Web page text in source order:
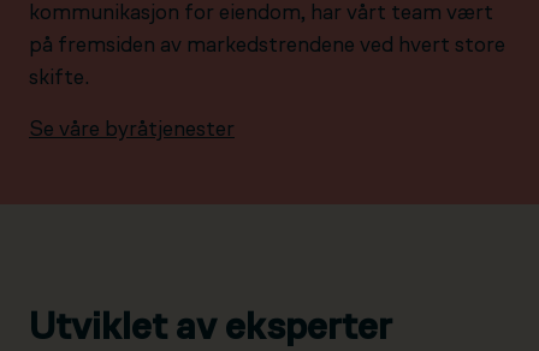
kommunikasjon for eiendom, har vårt team vært
på fremsiden av markedstrendene ved hvert store
skifte.
Se våre byråtjenester
Utviklet av eksperter